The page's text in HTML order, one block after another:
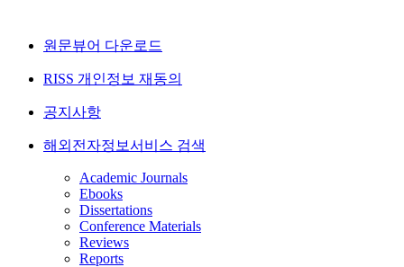
원문뷰어 다운로드
RISS 개인정보 재동의
공지사항
해외전자정보서비스 검색
Academic Journals
Ebooks
Dissertations
Conference Materials
Reviews
Reports